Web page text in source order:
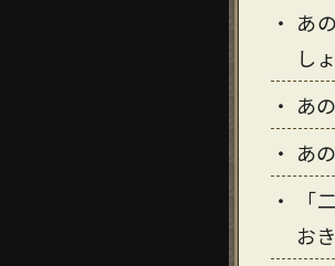
あ
し
あ
あ
「
お